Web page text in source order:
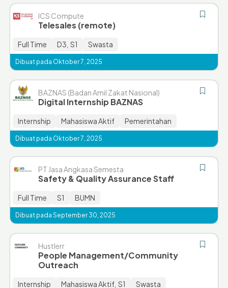
ICS Compute
Telesales (remote)
Full Time D3 S1 Swasta
Dibuat pada Oktober 7, 2025
BAZNAS (Badan Amil Zakat Nasional)
Digital Internship BAZNAS
Internship Mahasiswa Aktif Pemerintahan
Dibuat pada Oktober 7, 2025
PT Jasa Angkasa Semesta
Safety & Quality Assurance Staff
Full Time S1 BUMN
Dibuat pada September 30, 2025
Hustlerr
People Management/Community
Outreach
Internship Mahasiswa Aktif S1 Swasta